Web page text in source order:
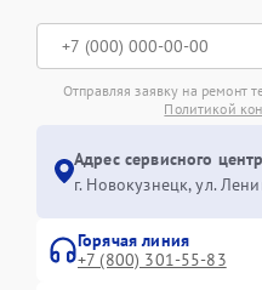
Отправляя заявку на ремонт
Политикой
Адрес сервисного
г. Новокузнецк, ул.
Горячая линия
+7 (800) 301-55-83